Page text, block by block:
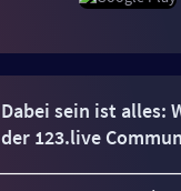
Dabei sein ist alles:
der 123.live